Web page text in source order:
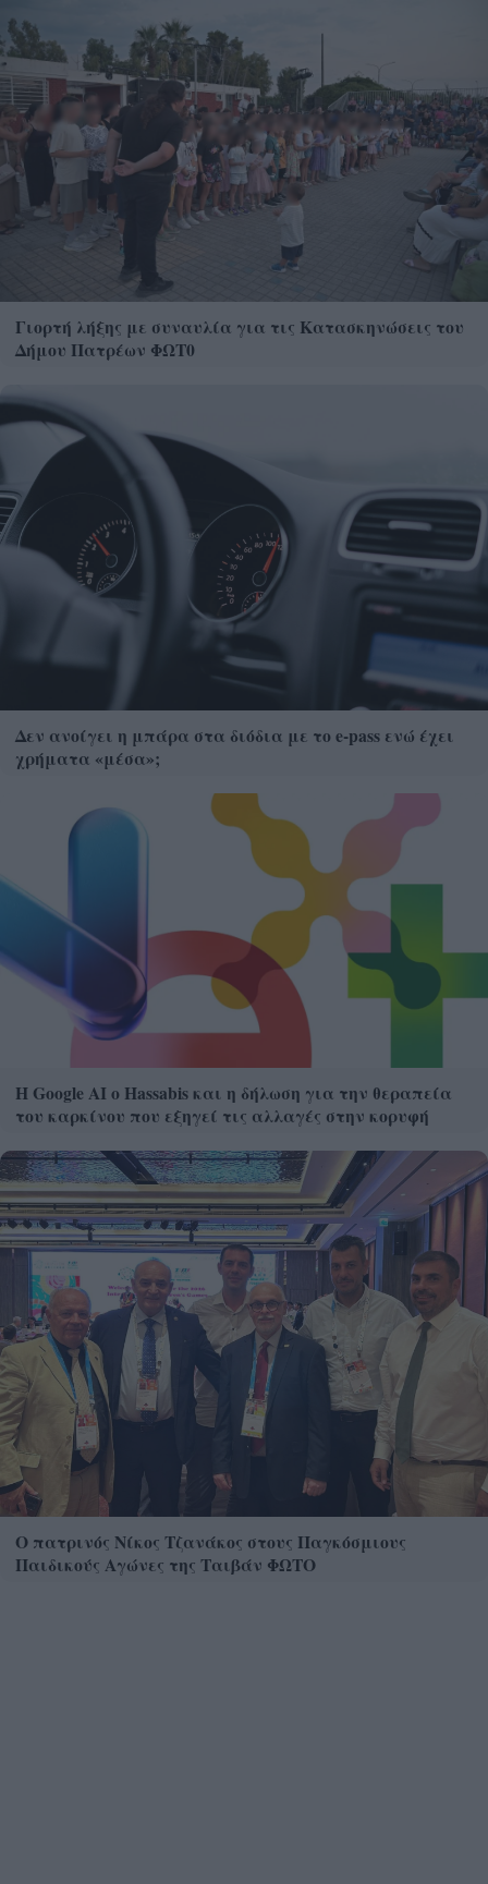
Γιορτή λήξης με συναυλία για τις Κατασκηνώσεις του
Δήμου Πατρέων ΦΩΤ0
Δεν ανοίγει η μπάρα στα διόδια με το e-pass ενώ έχει
χρήματα «μέσα»;
Η Google ΑΙ ο Hassabis και η δήλωση για την θεραπεία
του καρκίνου που εξηγεί τις αλλαγές στην κορυφή
Ο πατρινός Νίκος Τζανάκος στους Παγκόσμιους
Παιδικούς Αγώνες της Ταιβάν ΦΩΤΟ